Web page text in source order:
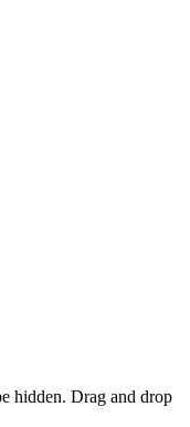
hidden. Drag and drop